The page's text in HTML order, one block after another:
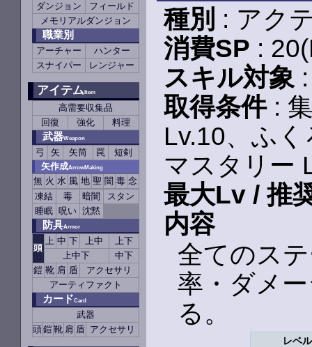
ダンジョン
フィールド
メモリアルダンジョン
職業別
アーチャー
ハンター
スナイパー
レンジャー
アイテムItem
高需要収集品
回復
強化 料理
武器Weapon
弓 矢 矢筒 罠
短剣
矢作成ArrowMaking
無 火 水 風 地 聖 闇 毒 念
凍結
毒 暗闇
スタン
睡眠 呪い 沈黙
防具Armor
頭
上 中 下 上中
上下
上中下
中下
鎧 靴 肩 盾
アクセサリ
アーティファクト
カードCard
武器
頭鎧靴 肩 盾 アクセサリ
種別 : アク
消費SP :
スキル対象:
取得条件:
Lv.10、ふ
マスタリー
最大Lv / 推
内容
全てのス
率・ダメ
る。
レベル